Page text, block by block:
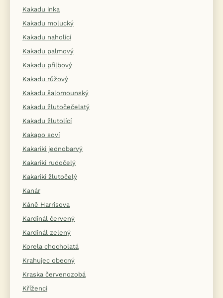
Kakadu inka
Kakadu molucký
Kakadu naholící
Kakadu palmový
Kakadu přilbový
Kakadu růžový
Kakadu šalomounský
Kakadu žlutočečelatý
Kakadu žlutolící
Kakapo soví
Kakariki jednobarvý
Kakariki rudočelý
Kakariki žlutočelý
Kanár
Káně Harrisova
Kardinál červený
Kardinál zelený
Korela chocholatá
Krahujec obecný
Kraska červenozobá
Kříženci